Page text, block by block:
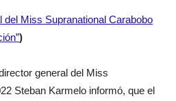
del Miss Supranational Carabobo
)
general del Miss
Steban Karmelo informó, que el